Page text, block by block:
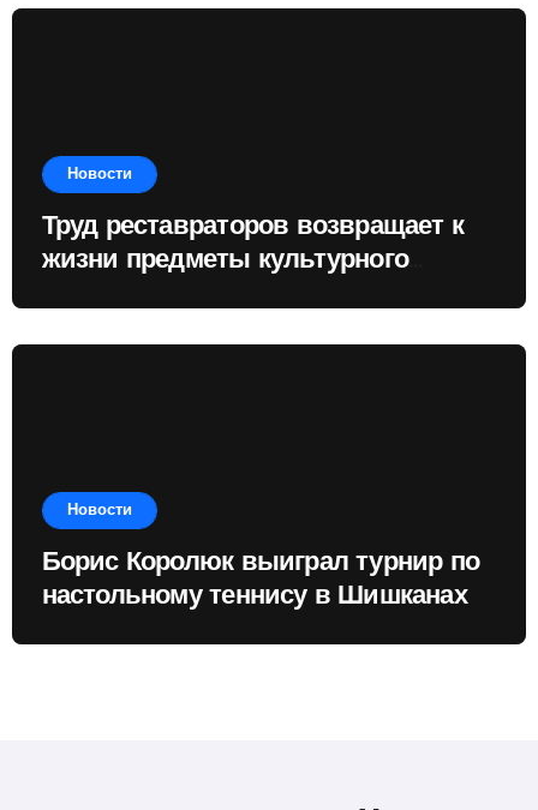
Новости
Труд реставраторов возвращает к
жизни предметы культурного
Новости
Борис Королюк выиграл турнир по
настольному теннису в Шишканах